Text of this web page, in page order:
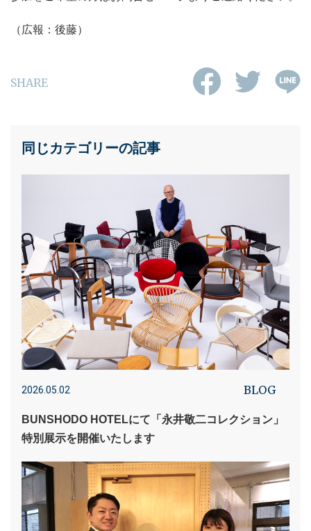
（広報：後藤）
SHARE
同じカテゴリーの記事
2026.05.02 BLOG
BUNSHODO HOTELにて「永井敬二コレクション」
特別展示を開催いたします